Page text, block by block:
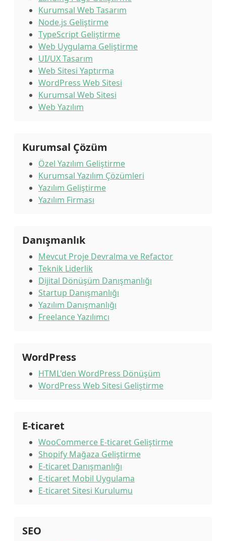
Kurumsal Web Tasarım
Node.js Geliştirme
TypeScript Geliştirme
Web Uygulama Geliştirme
UI/UX Tasarım
Web Sitesi Yaptırma
WordPress Web Sitesi
Kurumsal Web Sitesi
Web Yazılım
Kurumsal Çözüm
Özel Yazılım Geliştirme
Kurumsal Yazılım Çözümleri
Yazılım Geliştirme
Yazılım Firması
Danışmanlık
Mevcut Proje Devralma ve Refactor
Teknik Liderlik
Dijital Dönüşüm Danışmanlığı
Startup Danışmanlığı
Yazılım Danışmanlığı
Freelance Yazılımcı
WordPress
HTML'den WordPress Dönüşüm
WordPress Web Sitesi Geliştirme
E-ticaret
WooCommerce E-ticaret Geliştirme
Shopify Mağaza Geliştirme
E-ticaret Danışmanlığı
E-ticaret Mobil Uygulama
E-ticaret Sitesi Kurulumu
SEO